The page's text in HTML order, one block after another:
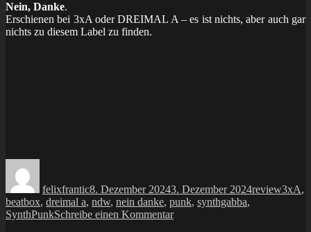
Nein, Danke.
Erschienen bei 3xA oder DREIMAL A – es ist nichts, aber auch gar
nichts zu diesem Label zu finden.
felixfrantic8. Dezember 20243. Dezember 2024review3xA,
beatbox, dreimal a, ndw, nein danke, punk, synthgabba,
SynthPunkSchreibe einen Kommentarzu